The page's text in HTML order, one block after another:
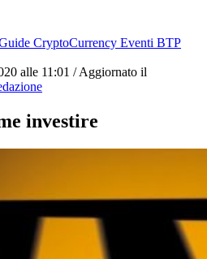
CryptoCurrency Eventi BTP
alle 11:01 / Aggiornato il
investire